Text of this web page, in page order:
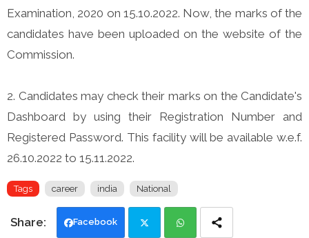
Examination, 2020 on 15.10.2022. Now, the marks of the
candidates have been uploaded on the website of the
Commission.
2. Candidates may check their marks on the Candidate's
Dashboard by using their Registration Number and
Registered Password. This facility will be available w.e.f.
26.10.2022 to 15.11.2022.
Tags career india National
Facebook